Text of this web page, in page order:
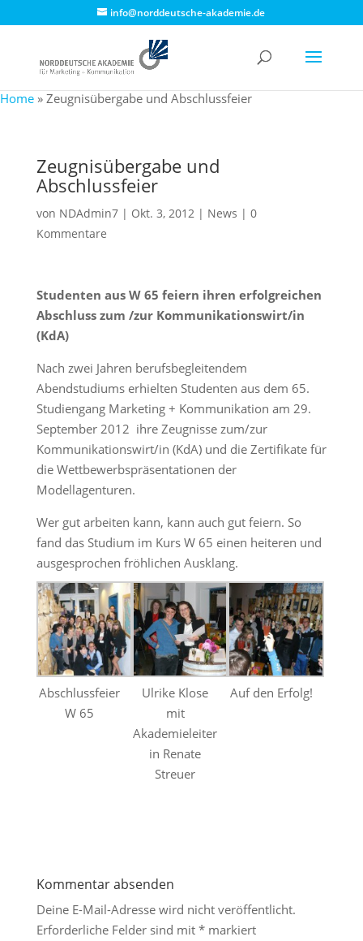
info@norddeutsche-akademie.de
Home » Zeugnisübergabe und Abschlussfeier
Zeugnisübergabe und
Abschlussfeier
von NDAdmin7| Okt. 3, 2012| News | 0
Kommentare
Studenten aus W 65 feiern ihren erfolgreichen
Abschluss zum /zur Kommunikationswirt/in
(KdA)
Nach zwei Jahren berufsbegleitendem
Abendstudiums erhielten Studenten aus dem 65.
Studiengang Marketing + Kommunikation am 29.
September 2012 ihre Zeugnisse zum/zur
Kommunikationswirt/in (KdA) und die Zertifikate für
die Wettbewerbspräsentationen der
Modellagenturen.
Wer gut arbeiten kann, kann auch gut feiern. So
fand das Studium im Kurs W 65 einen heiteren und
ausgesprochen fröhlichen Ausklang.
Abschlussfeier
W 65
Ulrike Klose
mit
Akademieleiter
in Renate
Streuer
Auf den Erfolg!
Kommentar absenden
Deine E-Mail-Adresse wird nicht veröffentlicht.
Erforderliche Felder sind mit *markiert